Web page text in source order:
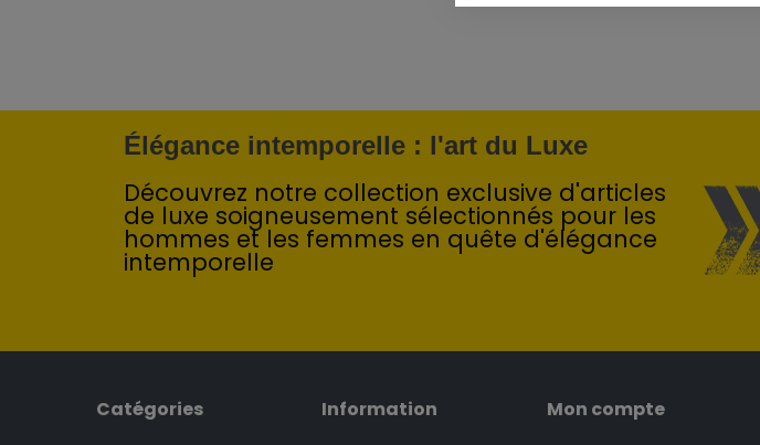
Élégance intemporelle : l'art du Luxe
Découvrez notre collection exclusive d'articles
de luxe soigneusement sélectionnés pour les
hommes et les femmes en quête d'élégance
intemporelle
Catégories Information Mon compte